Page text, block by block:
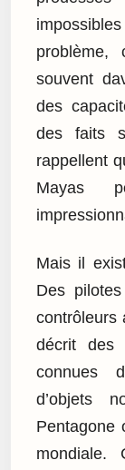
problème,
souvent
des
des faits
rappellent
Mayas
Mais il
Des
contrôleurs
décrit des
connues
d’objets
Pentagone
mondiale.